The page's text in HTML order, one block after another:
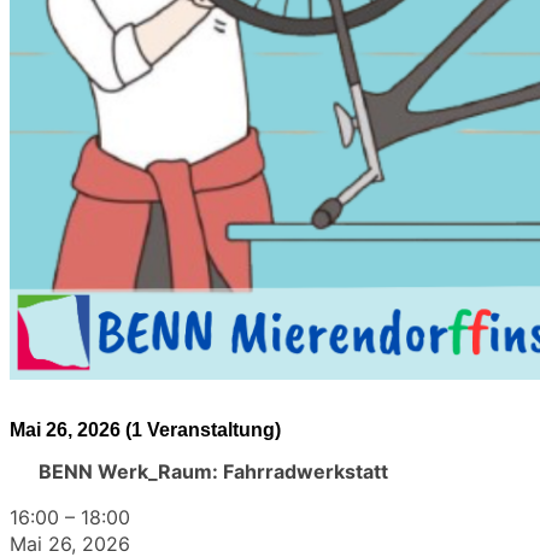
Mai 26, 2026 (1 Veranstaltung)
BENN Werk_Raum: Fahrradwerkstatt
16:00 – 18:00
Mai 26, 2026